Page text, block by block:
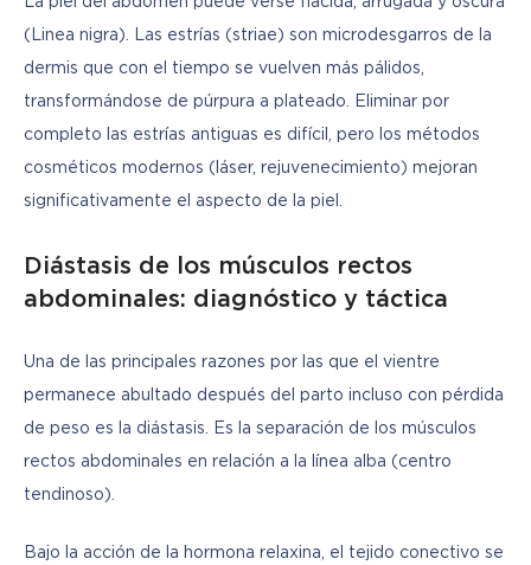
(Linea nigra). Las estrías (striae) son microdesgarros de la
dermis que con el tiempo se vuelven más pálidos,
transformándose de púrpura a plateado. Eliminar por
completo las estrías antiguas es difícil, pero los métodos
cosméticos modernos (láser, rejuvenecimiento) mejoran
significativamente el aspecto de la piel.
Diástasis de los músculos rectos
abdominales: diagnóstico y táctica
Una de las principales razones por las que el vientre
permanece abultado después del parto incluso con pérdida
de peso es la diástasis. Es la separación de los músculos
rectos abdominales en relación a la línea alba (centro
tendinoso).
Bajo la acción de la hormona relaxina, el tejido conectivo se